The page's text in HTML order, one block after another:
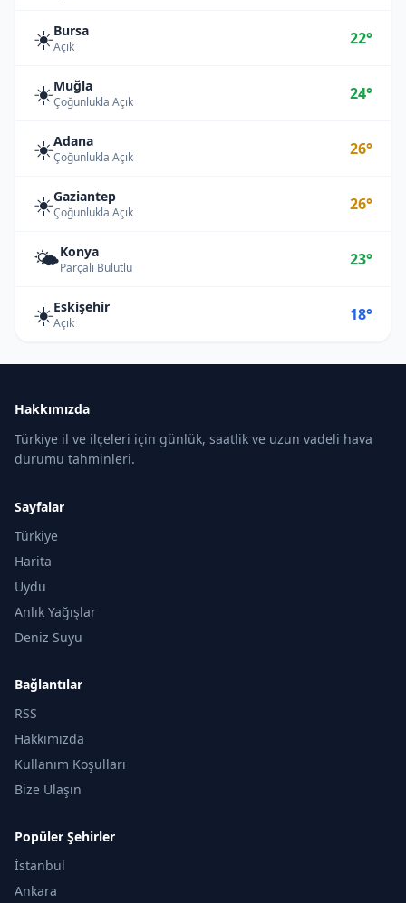
☀️Bursa
Açık 22°
☀️Muğla
Çoğunlukla Açık 24°
☀️Adana
Çoğunlukla Açık 26°
☀️Gaziantep
Çoğunlukla Açık 26°
🌤️Konya
Parçalı Bulutlu 23°
☀️Eskişehir
Açık 18°
Hakkımızda
Türkiye il ve ilçeleri için günlük, saatlik ve uzun vadeli hava
durumu tahminleri.
Sayfalar
Türkiye
Harita
Uydu
Anlık Yağışlar
Deniz Suyu
Bağlantılar
RSS
Hakkımızda
Kullanım Koşulları
Bize Ulaşın
Popüler Şehirler
İstanbul
Ankara